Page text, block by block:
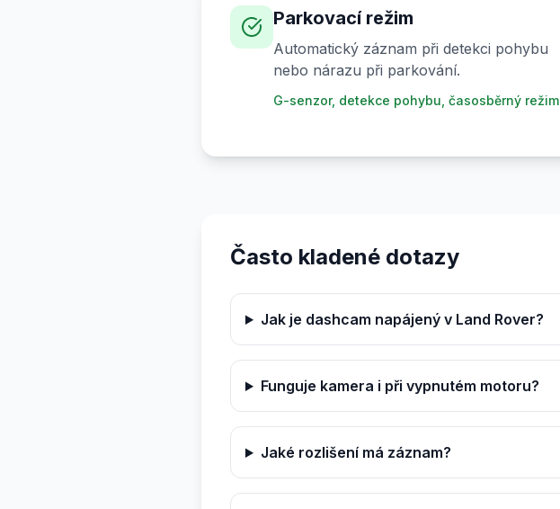
Parkovací režim
Automatický záznam při detekci pohybu
nebo nárazu při parkování.
G-senzor, detekce pohybu, časosběrný režim
Často kladené dotazy
Jak je dashcam napájený v Land Rover?
Funguje kamera i při vypnutém motoru?
Jaké rozlišení má záznam?